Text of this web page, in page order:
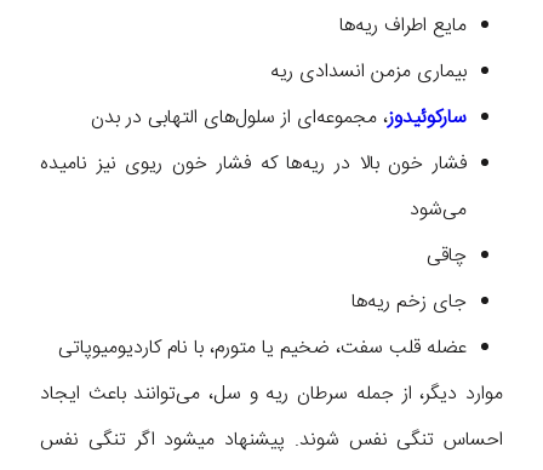
مایع اطراف ریه‌ها
بیماری مزمن انسدادی ریه
سارکوئیدوز، مجموعه‌ای از سلول‌های التهابی در بدن
فشار خون بالا در ریه‌ها که فشار خون ریوی نیز نامیده
می‌شود
چاقی
جای زخم ریه‌ها
عضله قلب سفت، ضخیم یا متورم، با نام کاردیومیوپاتی
موارد دیگر، از جمله سرطان ریه و سل، می‌توانند باعث ایجاد
احساس تنگی نفس شوند. پیشنهاد میشود اگر تنگی نفس